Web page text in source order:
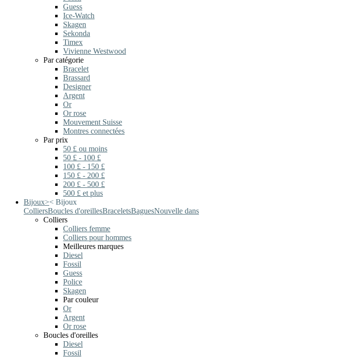
Guess
Ice-Watch
Skagen
Sekonda
Timex
Vivienne Westwood
Par catégorie
Bracelet
Brassard
Designer
Argent
Or
Or rose
Mouvement Suisse
Montres connectées
Par prix
50 £ ou moins
50 £ - 100 £
100 £ - 150 £
150 £ - 200 £
200 £ - 500 £
500 £ et plus
Bijoux>< Bijoux
ColliersBoucles d'oreillesBraceletsBaguesNouvelle dans
Colliers
Colliers femme
Colliers pour hommes
Meilleures marques
Diesel
Fossil
Guess
Police
Skagen
Par couleur
Or
Argent
Or rose
Boucles d'oreilles
Diesel
Fossil